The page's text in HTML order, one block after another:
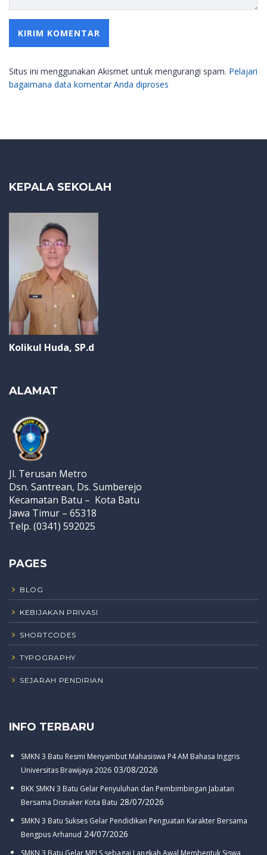
Situs ini menggunakan Akismet untuk mengurangi spam. Pelajari
bagaimana data komentar Anda diproses
KEPALA SEKOLAH
Kolikul Huda, SP.d
ALAMAT
Jl. Terusan Metro
Dsn. Santrean, Ds. Sumberejo
Kecamatan Batu – Kota Batu
Jawa Timur – 65318
Telp. (0341) 592025
PAGES
BLOG
KEBIJAKAN PRIVASI
SHORTCODES
TYPOGRAPHY
SEJARAH PENDIRIAN
INFO TERBARU
SMKN 3 Batu Resmi Menyambut Mahasiswa P4 AM Bahasa Inggris
Universitas Brawijaya 2026 03/08/2026
BKK SMKN 3 Batu Gelar Penyuluhan dan Pembimbingan Jabatan
Bersama Disnaker Kota Batu 28/07/2026
SMKN 3 Batu Sukses Gelar Pendidikan Penguatan Karakter Bersama
Bengpus Arhanud 24/07/2026